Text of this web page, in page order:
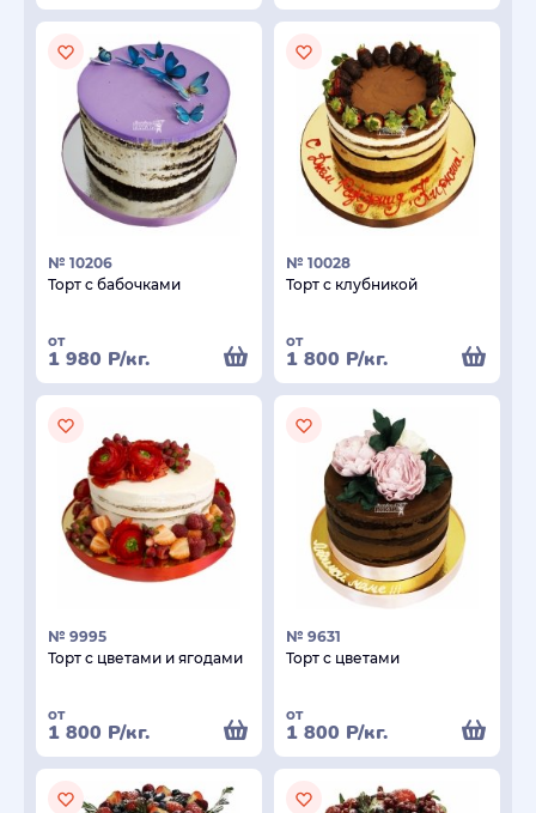
№ 10206
Торт с бабочками
от
1 980 Р/кг.
№ 10028
Торт с клубникой
от
1 800 Р/кг.
№ 9995
Торт с цветами и ягодами
от
1 800 Р/кг.
№ 9631
Торт с цветами
от
1 800 Р/кг.